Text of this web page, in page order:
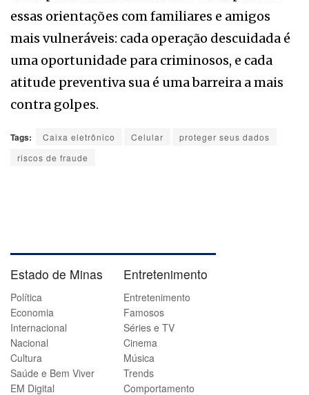
essas orientações com familiares e amigos
mais vulneráveis: cada operação descuidada é
uma oportunidade para criminosos, e cada
atitude preventiva sua é uma barreira a mais
contra golpes.
Tags: Caixa eletrônico Celular
proteger seus dados
riscos de fraude
Estado de Minas
Política
Economia
Internacional
Nacional
Cultura
Saúde e Bem Viver
EM Digital
Entretenimento
Entretenimento
Famosos
Séries e TV
Cinema
Música
Trends
Comportamento